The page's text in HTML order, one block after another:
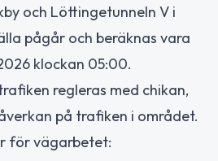
och Löttingetunneln V i
pågår och beräknas vara
klockan 05:00.
regleras med chikan,
på trafiken i området.
för vägarbetet: